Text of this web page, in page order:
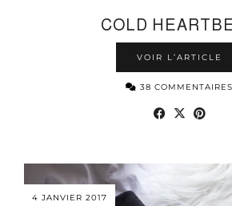
COLD
VOIR L’ARTICLE
38 COMMENTAIRES
4 JANVIER 2017